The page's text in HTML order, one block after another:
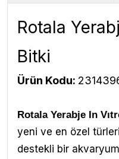
Rotala
Bitki
Ürün Kodu:
Rotala Yerabje In
yeni ve en özel
destekli bir